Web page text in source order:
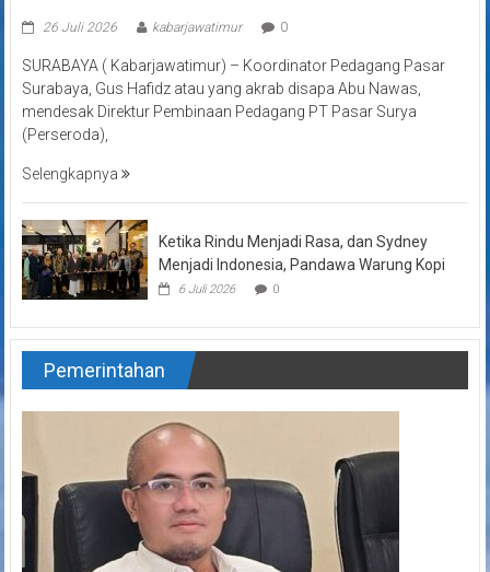
26 Juli 2026 kabarjawatimur 0
SURABAYA ( Kabarjawatimur) – Koordinator Pedagang Pasar
Surabaya, Gus Hafidz atau yang akrab disapa Abu Nawas,
mendesak Direktur Pembinaan Pedagang PT Pasar Surya
(Perseroda),
Selengkapnya
Ketika Rindu Menjadi Rasa, dan Sydney
Menjadi Indonesia, Pandawa Warung Kopi
6 Juli 2026 0
Pemerintahan